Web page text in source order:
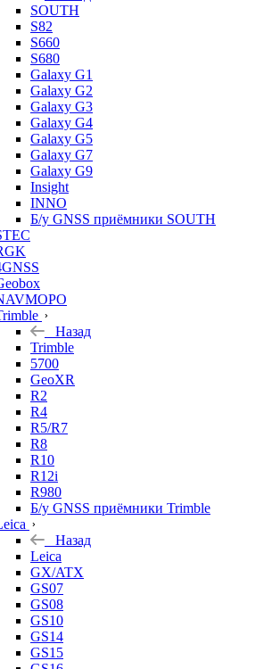
SOUTH
S82
S660
S680
Galaxy G1
Galaxy G2
Galaxy G3
Galaxy G4
Galaxy G5
Galaxy G7
Galaxy G9
Insight
INNO
Б/у GNSS приёмники SOUTH
Назад
Trimble
5700
GeoXR
R2
R4
R5/R7
R8
R10
R12i
R980
Б/у GNSS приёмники Trimble
Назад
Leica
GX/ATX
GS07
GS08
GS10
GS14
GS15